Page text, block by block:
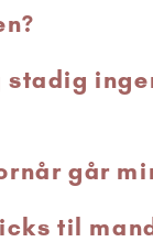
stadig
går
til